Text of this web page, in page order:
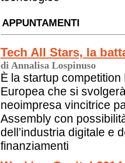
APPUNTAMENTI
Tech All Stars, la
di Annalisa Lospinuso
È la startup
Europea che si
neoimpresa vincitrice
Assembly con
dell’industria digitale e
finanziamenti